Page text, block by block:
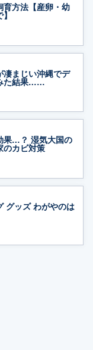
育方法【産卵・幼
】
凄まじい沖縄でデ
た結果……
果…？ 湿気大国の
のカビ対策
グッズ わがやのは